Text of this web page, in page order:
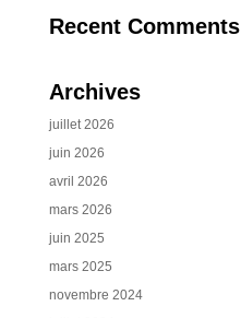
Recent Comments
Archives
juillet 2026
juin 2026
avril 2026
mars 2026
juin 2025
mars 2025
novembre 2024